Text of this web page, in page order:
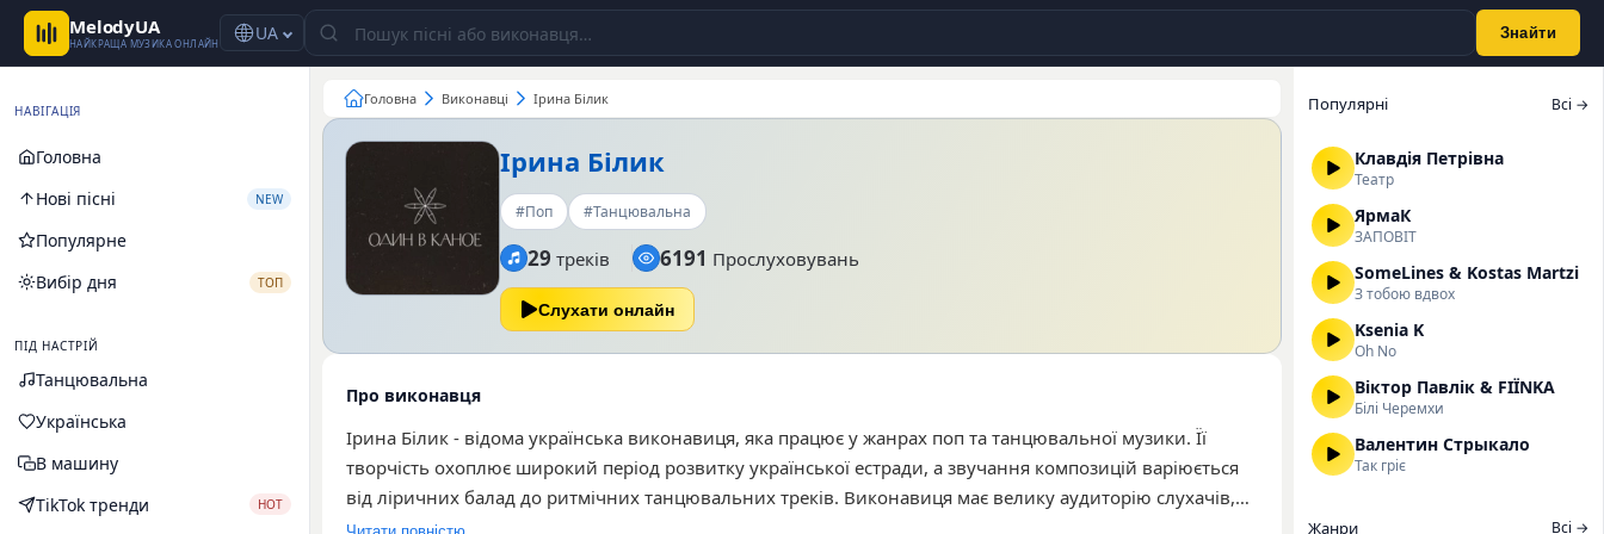
MelodyUA
НАЙКРАЩА МУЗИКА ОНЛАЙН UA Знайти
НАВІГАЦІЯ
Головна
Нові пісні
NEW
Популярне
Вибір дня
ТОП
ПІД НАСТРІЙ
Танцювальна
Українська
В машину
TikTok тренди
HOT
Головна Виконавці Ірина Білик
Ірина Білик
#Поп #Танцювальна
29 треків 6191 Прослуховувань
Слухати онлайн
Про виконавця
Ірина Білик - відома українська виконавиця, яка працює у жанрах поп та танцювальної музики. Її
творчість охоплює широкий період розвитку української естради, а звучання композицій варіюється
від ліричних балад до ритмічних танцювальних треків. Виконавиця має велику аудиторію слухачів,
що підтверджується 3 688 прослуховуваннями на нашому порталі. Серед найпопулярніших
Популярні Всі →
Клавдія Петрівна
Театр
ЯрмаК
ЗАПОВІТ
SomeLines & Kostas Martzi
З тобою вдвох
Ksenia K
Oh No
Віктор Павлік & FIЇNKA
Білі Черемхи
Валентин Стрыкало
Так гріє
Жанри Всі →